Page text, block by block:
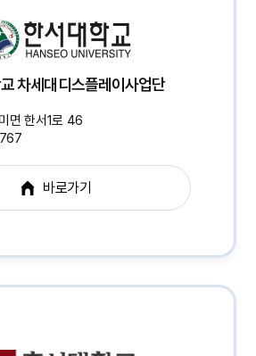
차세대디스플레이사업단
면 한서1로 46
바로가기